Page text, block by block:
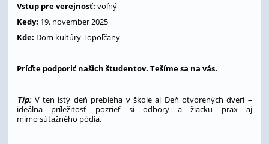
Vstup pre verejnosť: voľný
Kedy: 19. november 2025
Kde: Dom kultúry Topoľčany
Príďte podporiť našich študentov. Tešíme sa na vás.
Tip:V ten istý deň prebieha v škole aj Deň otvorených dverí –
ideálna príležitosť pozrieť si odbory a žiacku prax aj
mimo súťažného pódia.